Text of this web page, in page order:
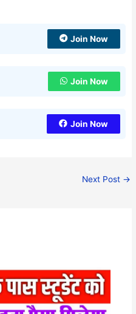
Join Now
Join Now
Join Now
Next Post →